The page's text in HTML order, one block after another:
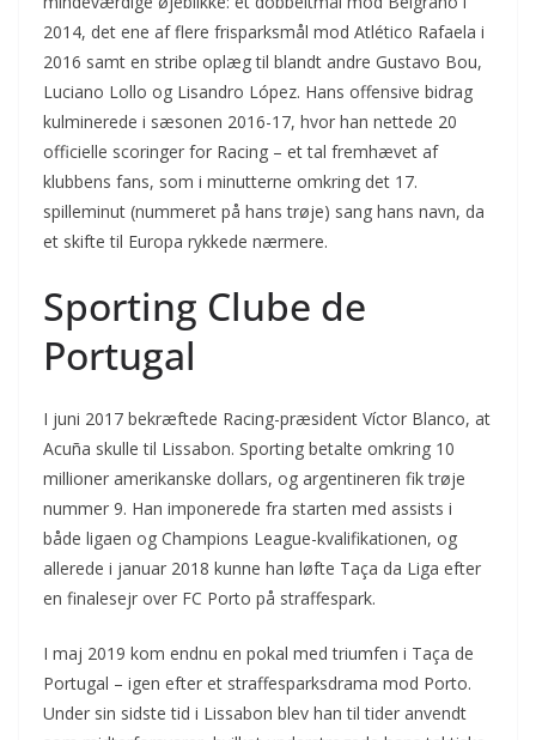
2014, det ene af flere frisparksmål mod Atlético Rafaela i
2016 samt en stribe oplæg til blandt andre Gustavo Bou,
Luciano Lollo og Lisandro López. Hans offensive bidrag
kulminerede i sæsonen 2016-17, hvor han nettede 20
officielle scoringer for Racing – et tal fremhævet af
klubbens fans, som i minutterne omkring det 17.
spilleminut (nummeret på hans trøje) sang hans navn, da
et skifte til Europa rykkede nærmere.
Sporting Clube de
Portugal
I juni 2017 bekræftede Racing-præsident Víctor Blanco, at
Acuña skulle til Lissabon. Sporting betalte omkring 10
millioner amerikanske dollars, og argentineren fik trøje
nummer 9. Han imponerede fra starten med assists i
både ligaen og Champions League-kvalifikationen, og
allerede i januar 2018 kunne han løfte Taça da Liga efter
en finalesejr over FC Porto på straffespark.
I maj 2019 kom endnu en pokal med triumfen i Taça de
Portugal – igen efter et straffesparksdrama mod Porto.
Under sin sidste tid i Lissabon blev han til tider anvendt